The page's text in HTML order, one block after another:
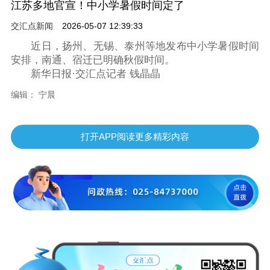
江苏多地官宣！中小学暑假时间定了
交汇点新闻 2026-05-07 12:39:33
近日，扬州、无锡、泰州等地发布中小学暑假时间
安排，南通、宿迁已明确秋假时间。
新华日报·交汇点记者 钱晶晶
编辑： 宁晨
打开APP阅读更多精彩内容